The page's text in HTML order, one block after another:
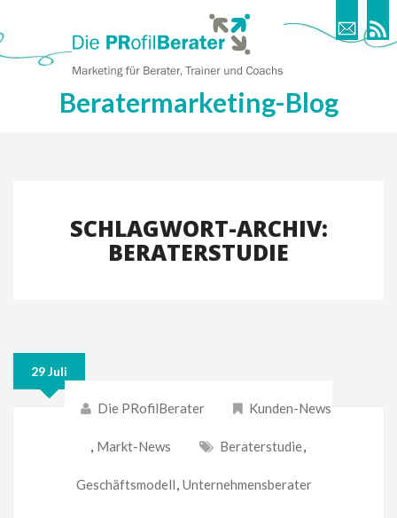
Beratermarketing-Blog
SCHLAGWORT-ARCHIV:
BERATERSTUDIE
29 Juli
Die PRofilBerater Kunden-News
, Markt-News Beraterstudie,
Geschäftsmodell, Unternehmensberater